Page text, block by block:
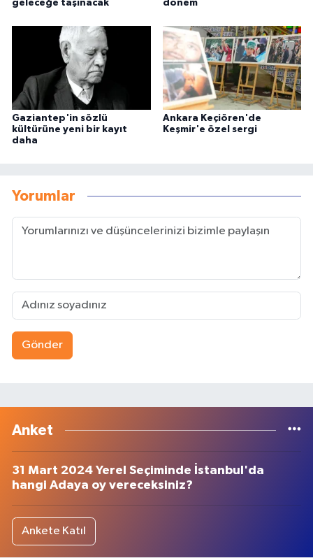
geleceğe taşınacak
dönem
Gaziantep'in sözlü
kültürüne yeni bir kayıt
daha
Ankara Keçiören'de
Keşmir'e özel sergi
Yorumlar
Gönder
Anket
31 Mart 2024 Yerel Seçiminde İstanbul'da
hangi Adaya oy vereceksiniz?
Ankete Katıl